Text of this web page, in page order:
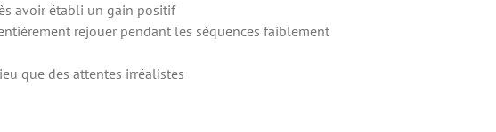
avoir établi un gain positif
rejouer pendant les séquences faiblement
que des attentes irréalistes